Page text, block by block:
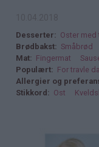
Desserter Oster
Brødbakst
Småbrød
Mat
Fingermat
Populært
For travle
Allergier og
Stikkord
Ost